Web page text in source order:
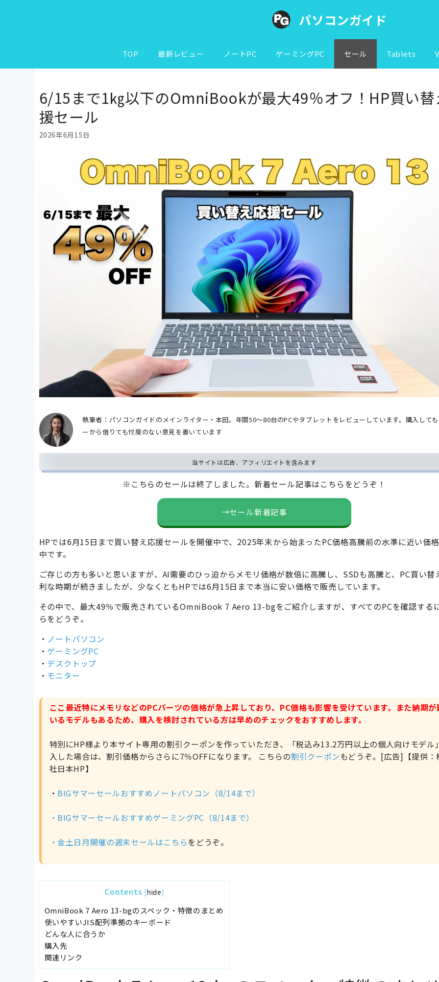
へ
パソコンガイド
TOP 最新レビュー ノートPC ゲーミングPC セール Tablets
6/15まで1㎏以下のOmniBookが最大49％オフ！HP買い替
援セール
2026年6月15日
執筆者：パソコンガイドのメインライター・本田。年間50～80台のPCやタブレットをレビューしています。購入して
ーから借りても忖度のない意見を書いています
当サイトは広告、アフィリエイトを含みます
※こちらのセールは終了しました。新着セール記事はこちらをどうぞ！
→セール新着記事
HPでは6月15日まで買い替え応援セールを開催中で、2025年末から始まったPC価格高騰前の水準に近い価
中です。
ご存じの方も多いと思いますが、AI需要のひっ迫からメモリ価格が数倍に高騰し、SSDも高騰と、PC買い替
利な時期が続きましたが、少なくともHPでは6月15日まで本当に安い価格で販売しています。
その中で、最大49％で販売されているOmniBook 7 Aero 13-bgをご紹介しますが、すべてのPCを確認する
らをどうぞ。
・ ノートパソコン
・ ゲーミングPC
・ デスクトップ
・ モニター
ここ最近特にメモリなどのPCパーツの価格が急上昇しており、PC価格も影響を受けています。また納期
いるモデルもあるため、購入を検討されている方は早めのチェックをおすすめします。
特別にHP様より本サイト専用の割引クーポンを作っていただき、「税込み13.2万円以上の個人向けモデル
入した場合は、割引価格からさらに7％OFFになります。 こちらの割引クーポンもどうぞ。[広告]【提供：
社日本HP】
・ BIGサマーセールおすすめノートパソコン（8/14まで）
・ BIGサマーセールおすすめゲーミングPC（8/14まで）
・金土日月開催の週末セールはこちらをどうぞ。
Contents [hide]
OmniBook 7 Aero 13-bgのスペック・特徴のまとめ
使いやすいJIS配列準拠のキーボード
どんな人に合うか
購入先
関連リンク